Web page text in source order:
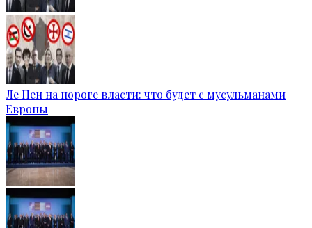
Ле Пен на пороге власти: что будет с мусульманами
Европы